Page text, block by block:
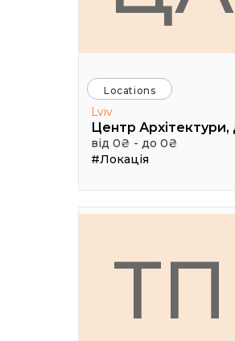
Locations
Lviv
від 0₴ - до 0₴
#Локація
ТП